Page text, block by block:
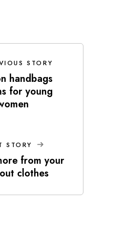
STORY
handbags
for young
STORY
from your
clothes